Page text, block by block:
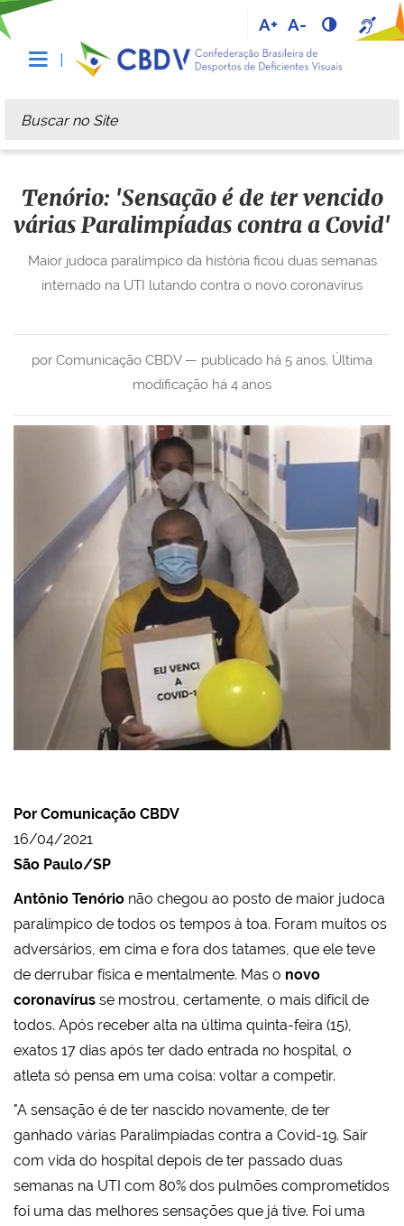
A+ A-
Busca
Busca Avançada…
Tenório: 'Sensação é de ter vencido
várias Paralimpíadas contra a Covid'
por Comunicação CBDV — publicado há 5 anos, Última
modificação há 4 anos
Maior judoca paralímpico da história ficou duas semanas
internado na UTI lutando contra o novo coronavírus
Por Comunicação CBDV
16/04/2021
São Paulo/SP
Antônio Tenório não chegou ao posto de maior judoca
paralímpico de todos os tempos à toa. Foram muitos os
adversários, em cima e fora dos tatames, que ele teve
de derrubar física e mentalmente. Mas o novo
coronavírus se mostrou, certamente, o mais difícil de
todos. Após receber alta na última quinta-feira (15),
exatos 17 dias após ter dado entrada no hospital, o
atleta só pensa em uma coisa: voltar a competir.
"A sensação é de ter nascido novamente, de ter
ganhado várias Paralimpíadas contra a Covid-19. Sair
com vida do hospital depois de ter passado duas
semanas na UTI com 80% dos pulmões comprometidos
foi uma das melhores sensações que já tive. Foi uma